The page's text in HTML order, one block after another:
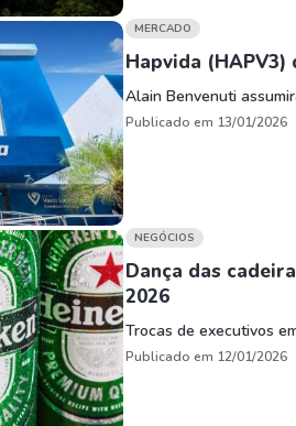
MERCADO
Hapvida
Alain Benvenuti
Publicado em 13/01/2026
NEGÓCIOS
Dança das
2026
Trocas de executivos
Publicado em 12/01/2026